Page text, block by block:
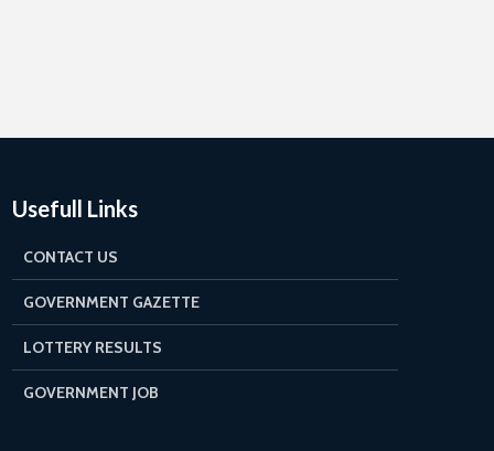
Usefull Links
CONTACT US
GOVERNMENT GAZETTE
LOTTERY RESULTS
GOVERNMENT JOB